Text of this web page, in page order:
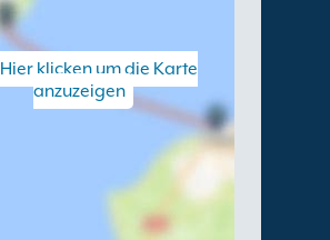
Hier klicken um die Karte
anzuzeigen